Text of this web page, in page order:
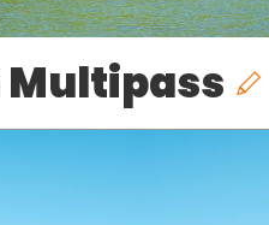
Multipass